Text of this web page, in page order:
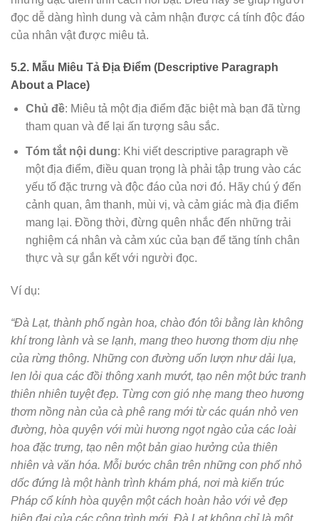
đọc dễ dàng hình dung và cảm nhận được cá tính độc đáo
của nhân vật được miêu tả.
5.2. Mẫu Miêu Tả Địa Điểm (Descriptive Paragraph
About a Place)
Chủ đề: Miêu tả một địa điểm đặc biệt mà bạn đã từng
tham quan và để lại ấn tượng sâu sắc.
Tóm tắt nội dung: Khi viết descriptive paragraph về
một địa điểm, điều quan trọng là phải tập trung vào các
yếu tố đặc trưng và độc đáo của nơi đó. Hãy chú ý đến
cảnh quan, âm thanh, mùi vị, và cảm giác mà địa điểm
mang lại. Đồng thời, đừng quên nhắc đến những trải
nghiệm cá nhân và cảm xúc của bạn để tăng tính chân
thực và sự gắn kết với người đọc.
Ví dụ:
“Đà Lạt, thành phố ngàn hoa, chào đón tôi bằng làn không
khí trong lành và se lạnh, mang theo hương thơm dịu nhẹ
của rừng thông. Những con đường uốn lượn như dải lụa,
len lỏi qua các đồi thông xanh mướt, tạo nên một bức tranh
thiên nhiên tuyệt đẹp. Từng cơn gió nhẹ mang theo hương
thơm nồng nàn của cà phê rang mới từ các quán nhỏ ven
đường, hòa quyện với mùi hương ngọt ngào của các loài
hoa đặc trưng, tạo nên một bản giao hưởng của thiên
nhiên và văn hóa. Mỗi bước chân trên những con phố nhỏ
dốc đứng là một hành trình khám phá, nơi mà kiến trúc
Pháp cổ kính hòa quyện một cách hoàn hảo với vẻ đẹp